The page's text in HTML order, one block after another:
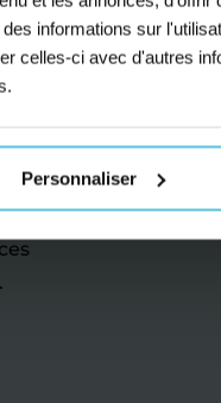
informations sur
celles-ci avec d'autres
Personnaliser
le